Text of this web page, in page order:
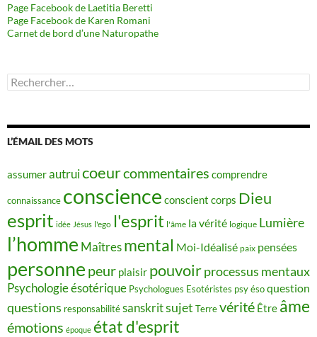
Page Facebook de Laetitia Beretti
Page Facebook de Karen Romani
Carnet de bord d’une Naturopathe
Rechercher :
L’ÉMAIL DES MOTS
assumerautruicoeurcommentaires comprendre
connaissance conscience conscient corps Dieu
esprit idée Jésus l'ego l'esprit l'âme la vérité logique Lumière
l’homme Maîtres mental Moi-Idéalisé paix pensées
personne peur plaisir pouvoirprocessus mentaux
Psychologie ésotérique Psychologues Esotéristes psy ésoquestion
questions responsabilitésanskritsujet Terrevérité Être âme
émotions époque état d'esprit